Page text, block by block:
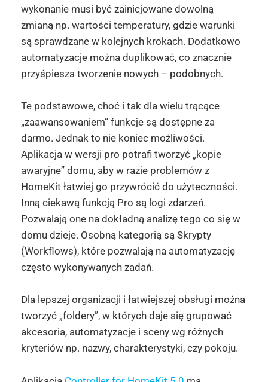
wykonanie musi być zainicjowane dowolną
zmianą np. wartości temperatury, gdzie warunki
są sprawdzane w kolejnych krokach. Dodatkowo
automatyzacje można duplikować, co znacznie
przyśpiesza tworzenie nowych – podobnych.
Te podstawowe, choć i tak dla wielu trącące
„zaawansowaniem” funkcje są dostępne za
darmo. Jednak to nie koniec możliwości.
Aplikacja w wersji pro potrafi tworzyć „kopie
awaryjne” domu, aby w razie problemów z
HomeKit łatwiej go przywrócić do użyteczności.
Inną ciekawą funkcją Pro są logi zdarzeń.
Pozwalają one na dokładną analizę tego co się w
domu dzieje. Osobną kategorią są Skrypty
(Workflows), które pozwalają na automatyzację
często wykonywanych zadań.
Dla lepszej organizacji i łatwiejszej obsługi można
tworzyć „foldery”, w których daje się grupować
akcesoria, automatyzacje i sceny wg różnych
kryteriów np. nazwy, charakterystyki, czy pokoju.